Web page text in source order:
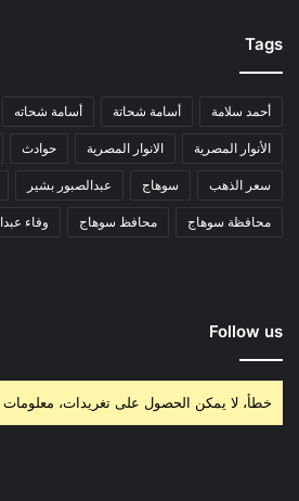
Tags
أحمد سلامة أسامة شحاتة أسامة شحاته
الأنوار المصرية الانوار المصرية حوادث
سعر الذهب سوهاج عبدالصبور بشير
محافظة سوهاج محافظ سوهاج وفاء
Follow us
خطأ، لا يمكن الحصول على تغريدات،